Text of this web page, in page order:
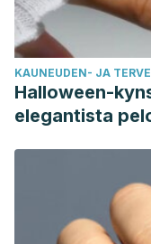
KAUNEUDEN- JA
Halloween-
elegantista